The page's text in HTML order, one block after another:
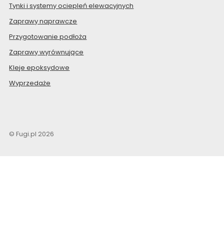
Tynki i systemy ociepleń elewacyjnych
Zaprawy naprawcze
Przygotowanie podłoża
Zaprawy wyrównujące
Kleje epoksydowe
Wyprzedaże
© Fugi.pl 2026